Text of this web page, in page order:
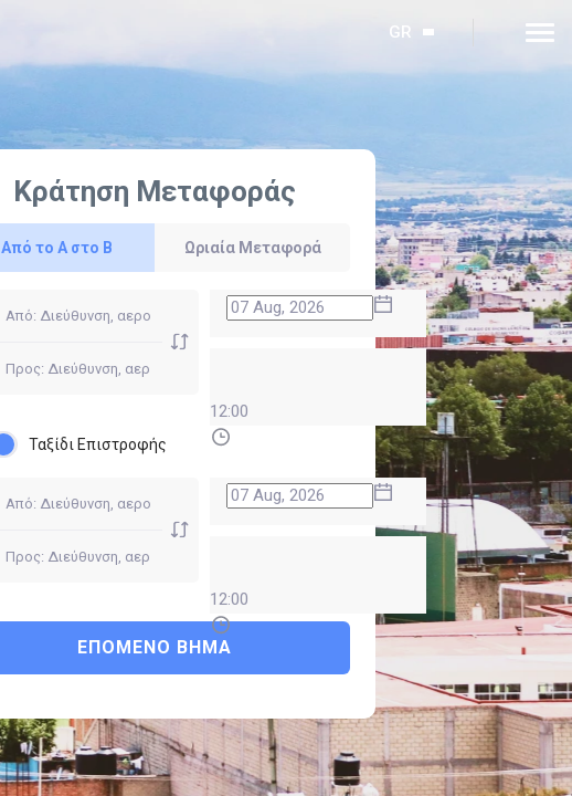
GR
Κράτηση Μεταφοράς
Από το Α στο Β Ωριαία Μεταφορά
12:00
Ταξίδι Επιστροφής
12:00
ΕΠΌΜΕΝΟ ΒΉΜΑ